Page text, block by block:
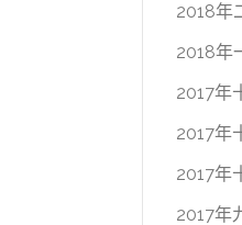
2018年
2018年
2017年
2017年
2017年
2017年